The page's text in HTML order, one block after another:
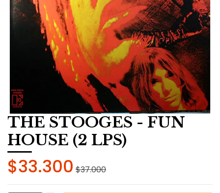
THE STOOGES - FUN
HOUSE (2 LPS)
$33.300 $37.000